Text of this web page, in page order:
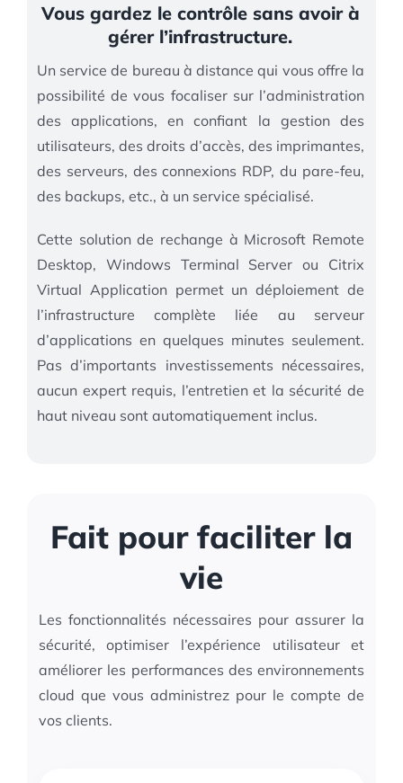
Vous gardez le contrôle sans avoir à
gérer l’infrastructure.
Un service de bureau à distance qui vous offre la
possibilité de vous focaliser sur l’administration
des applications, en confiant la gestion des
utilisateurs, des droits d’accès, des imprimantes,
des serveurs, des connexions RDP, du pare-feu,
des backups, etc., à un service spécialisé.
Cette solution de rechange à Microsoft Remote
Desktop, Windows Terminal Server ou Citrix
Virtual Application permet un déploiement de
l’infrastructure complète liée au serveur
d’applications en quelques minutes seulement.
Pas d’importants investissements nécessaires,
aucun expert requis, l’entretien et la sécurité de
haut niveau sont automatiquement inclus.
Fait pour faciliter la
vie
Les fonctionnalités nécessaires pour assurer la
sécurité, optimiser l’expérience utilisateur et
améliorer les performances des environnements
cloud que vous administrez pour le compte de
vos clients.